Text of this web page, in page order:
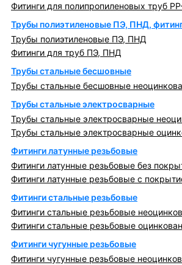
Фитинги для полипропиленовых труб
Трубы полиэтиленовые ПЭ, ПНД,
Трубы полиэтиленовые ПЭ, ПНД
Фитинги для труб ПЭ, ПНД
Трубы стальные бесшовные
Трубы стальные бесшовные
Трубы стальные электросварные
Трубы стальные электросварные
Трубы стальные электросварные
Фитинги латунные резьбовые
Фитинги латунные резьбовые без
Фитинги латунные резьбовые с
Фитинги стальные резьбовые
Фитинги стальные резьбовые
Фитинги стальные резьбовые
Фитинги чугунные резьбовые
Фитинги чугунные резьбовые